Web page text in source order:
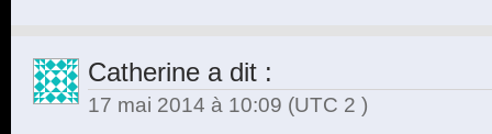
Catherine a dit :
17 mai 2014 à 10:09 (UTC 2 )